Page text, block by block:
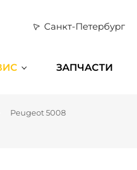
Санкт-Петербург
ЗАПЧАСТИ
Peugeot 5008